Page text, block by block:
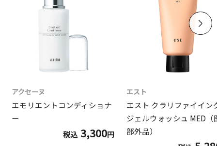
アクセーヌ
エモリエントコンディショナ
ー
税込 3,300円
エスト
エスト クラリファイイン
ジェルウォッシュ MED（
部外品）